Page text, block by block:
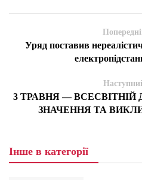
Уряд поставив
3 ТРАВНЯ —
ЗНАЧЕННЯ ТА
Інше в категорії